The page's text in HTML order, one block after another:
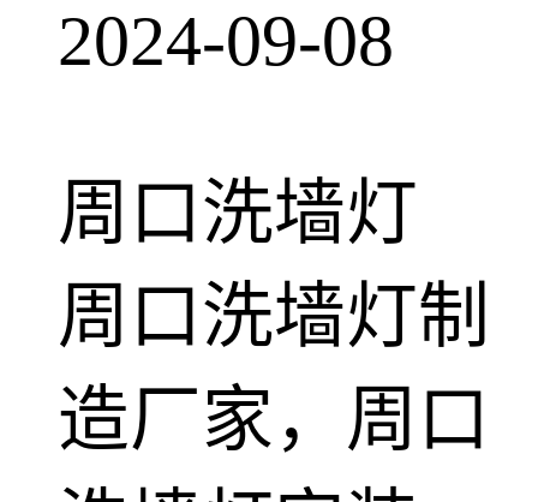
2024-09-08
周口洗墙灯
周口洗墙灯制
造厂家，周口